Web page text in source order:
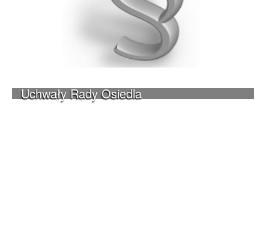
Uchwały Rady Osiedla